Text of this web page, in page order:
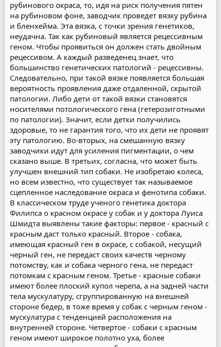
рубинового окраса, то, идя на риск получения пятен
на рубиновом фоне, заводчик проведет вязку рубина
и бленхейма. Эта вязка, с точки зрения генетиков,
неудачна. Так как рубиновый является рецессивным
геном. Чтобы проявиться он должен стать двойным
рецессивом. А каждый разведенец знает, что
большинство генетических патологий - рецессивны.
Следовательно, при такой вязке появляется большая
вероятность проявления даже отдаленной, скрытой
патологии. Либо дети от такой вязки становятся
носителями потологического гена (гетерозиготными
по патологии). Значит, если детки получились
здоровые, то не гарантия того, что их дети не проявят
эту патологию. Во-вторых, на смешанную вязку
заводчики идут для усиления пигментации, о чем
сказано выше. В третьих, согласна, что может быть
улучшен внешний тип собаки. Не изобретаю колеса,
но всем известно, что существует так называемое
сцепленное наследование окраса и фенотипа собаки.
В классическом труде ученого генетика доктора
Филипса о красном окрасе у собак и у доктора Луиса
Шмидта выявлены такие факторы: первое - красный с
красным даст только красный. Второе - собака,
имеющая красный ген в окрасе, с собакой, несущий
черный ген, не передаст своих качеств черному
потомству, как и собака черного гена, не передаст
потомкам с красным геном. Третье - красные собаки
имеют более плоский купол черепа, а на задней части
тела мускулатуру, сгруппированную на внешней
стороне бедер, в тоже время у собак с черным геном -
мускулатура с тенденцией расположения на
внутренней стороне. Четвертое - собаки с красным
геном имеют широкое полотно уха, более